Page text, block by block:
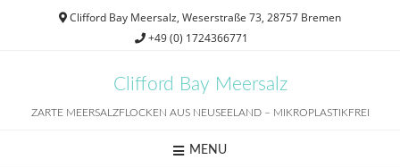
Clifford Bay Meersalz, Weserstraße 73, 28757 Bremen
+49 (0) 1724366771
Clifford Bay Meersalz
ZARTE MEERSALZFLOCKEN AUS NEUSEELAND – MIKROPLASTIKFREI
MENU